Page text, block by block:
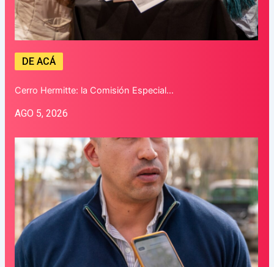
DE ACÁ
Cerro Hermitte: la Comisión Especial…
AGO 5, 2026